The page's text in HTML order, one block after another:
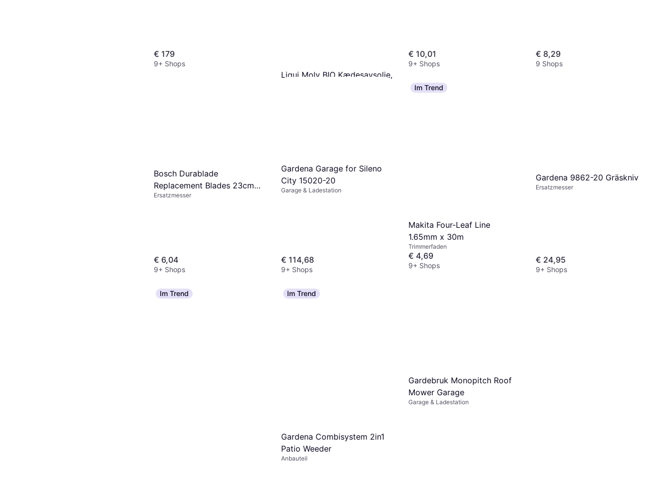
€ 179
9+ Shops
Liqui Moly BIO Kædesavsolie,
€ 10,01
9+ Shops
€ 8,29
9 Shops
Bosch Durablade
Replacement Blades 23cm
5pcs
Ersatzmesser
€ 6,04
9+ Shops
Gardena Garage for Sileno
City 15020-20
Garage & Ladestation
€ 114,68
9+ Shops
Im Trend
Makita Four-Leaf Line
1.65mm x 30m
Trimmerfaden
€ 4,69
9+ Shops
Gardena 9862-20 Gräskniv
Ersatzmesser
€ 24,95
9+ Shops
Im Trend Im Trend
Gardena Combisystem 2in1
Patio Weeder
Anbauteil
Gardebruk Monopitch Roof
Mower Garage
Garage & Ladestation